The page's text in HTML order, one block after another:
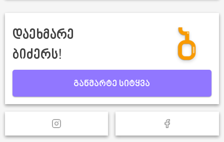
დაეხმარე
ბიძერს!
განმარტე სიტყვა